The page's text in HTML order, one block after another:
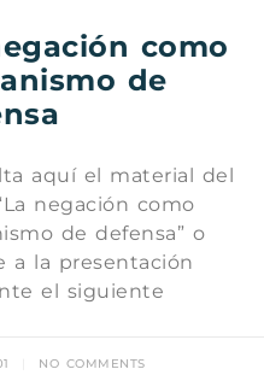
como
de
aquí el material del
negación como
de defensa” o
a la presentación
el siguiente
NO COMMENTS